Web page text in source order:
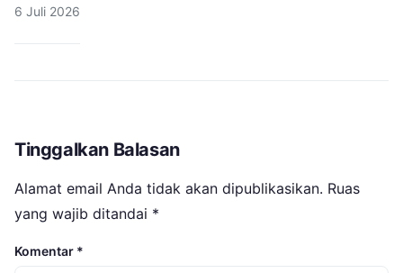
6 Juli 2026
Tinggalkan Balasan
Alamat email Anda tidak akan dipublikasikan. Ruas
yang wajib ditandai *
Komentar *